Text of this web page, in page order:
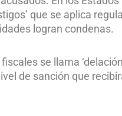
que se aplica
logran condenas.
se llama
de sanción que